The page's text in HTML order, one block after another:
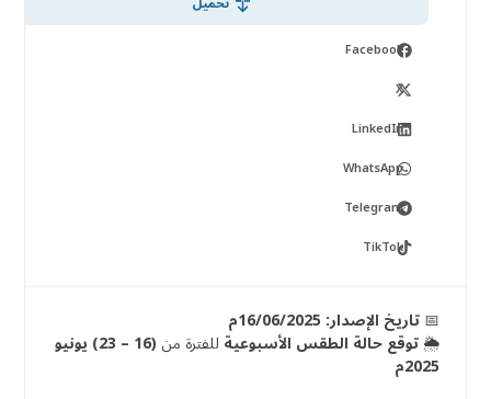
Facebook
X
LinkedIn
WhatsApp
Telegram
TikTok
📅تاريخ الإصدار: 16/06/2025م
🌦️توقع حالة الطقس الأسبوعية للفترة من (16 – 23) يونيو
2025م